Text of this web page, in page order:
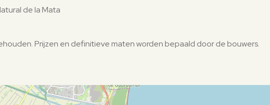
de la Mata
Prijzen en definitieve maten worden bepaald door de bouwers.